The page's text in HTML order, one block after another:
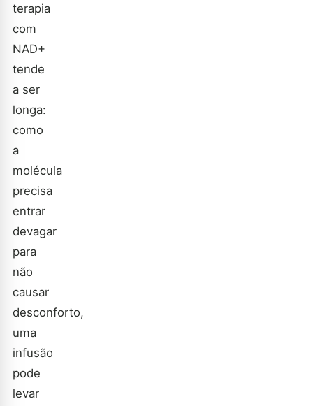
terapia
com
NAD+
tende
a ser
longa:
como
a
molécula
precisa
entrar
devagar
para
não
causar
desconforto,
uma
infusão
pode
levar